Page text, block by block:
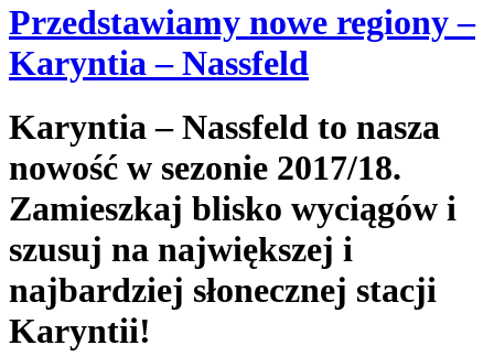
Przedstawiamy nowe regiony –
Karyntia – Nassfeld
Karyntia – Nassfeld to nasza
nowość w sezonie 2017/18.
Zamieszkaj blisko wyciągów i
szusuj na największej i
najbardziej słonecznej stacji
Karyntii!